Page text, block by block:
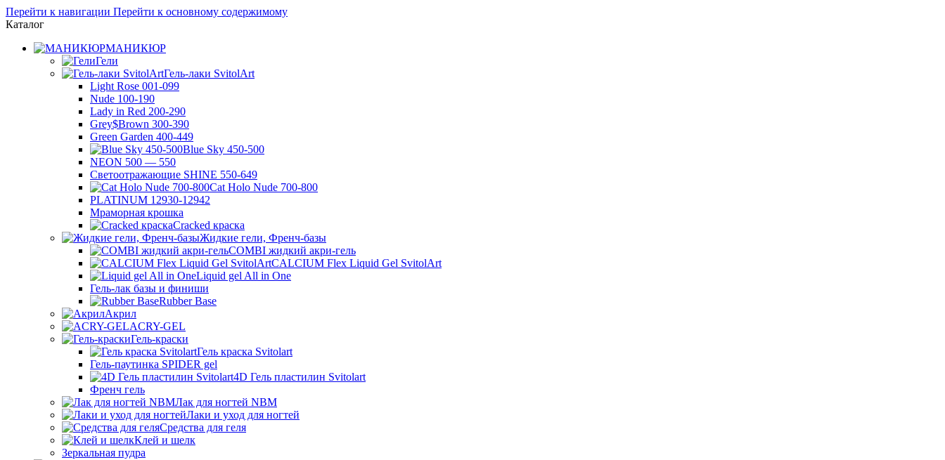
Перейти к навигации Перейти к основному содержимому
Каталог
МАНИКЮР
Гели
Гель-лаки SvitolArt
Light Rose 001-099
Nude 100-190
Lady in Red 200-290
Grey$Brown 300-390
Green Garden 400-449
Blue Sky 450-500
NEON 500 — 550
Светоотражающие SHINE 550-649
Cat Holo Nude 700-800
PLATINUM 12930-12942
Мраморная крошка
Cracked краска
Жидкие гели, Френч-базы
COMBI жидкий акри-гель
CALCIUM Flex Liquid Gel SvitolArt
Liquid gel All in One
Гель-лак базы и финиши
Rubber Base
Акрил
ACRY-GEL
Гель-краски
Гель краска Svitolart
Гель-паутинка SPIDER gel
4D Гель пластилин Svitolart
Френч гель
Лак для ногтей NBM
Лаки и уход для ногтей
Средства для геля
Клей и шелк
Зеркальная пудра